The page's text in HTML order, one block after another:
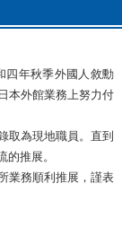
四年秋季外國人敘勳
本外館業務上努力付
取為現地職員。直到
推展。
業務順利推展，謹表